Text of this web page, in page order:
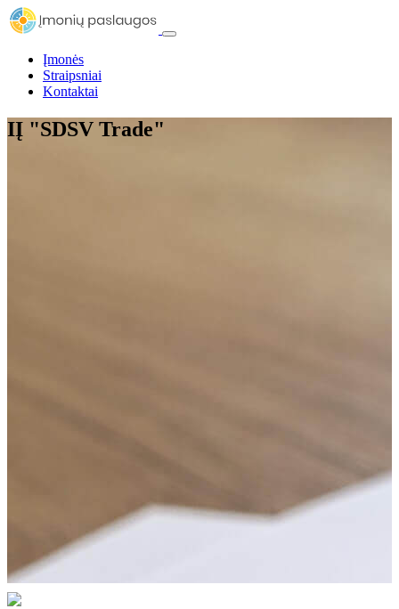
Įmonės
Straipsniai
Kontaktai
IĮ "SDSV Trade"